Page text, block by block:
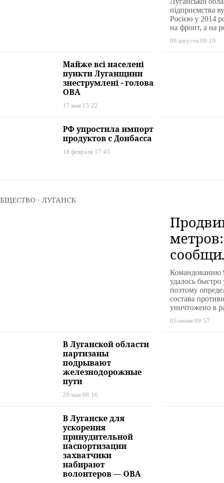
на
росіян
підприємства
Росією у 2014
на фронт, а на
09 августа 09:19
Майже всі населені
пункти Луганщини
знеструмлені - голова
ОВА
17 мая 15:22
РФ упростила импорт
продуктов с Донбасса
18 февраля 17:45
⋅ ЛУГАНСК
Командованию
удалось быстро
поэтому
состава
уничтожено в
05 июня 09:57
В Луганской области
партизаны
подрывают
железнодорожные
пути
20 мая 08:16
В Луганске для
ускорения
принудительной
паспортизации
захватчики
набирают
волонтеров — ОВА